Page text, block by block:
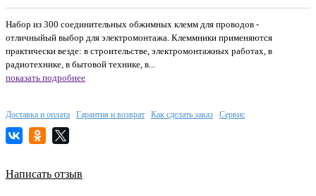
Набор из 300 соединительных обжимных клемм для проводов -
отличныйый выбор для электромонтажа. Клеммники применяются
практически везде: в строительстве, электромонтажных работах, в
радиотехнике, в бытовой технике, в...
показать подробнее
Доставка и оплата Гарантия и возврат Как сделать заказ Сервис
Написать отзыв